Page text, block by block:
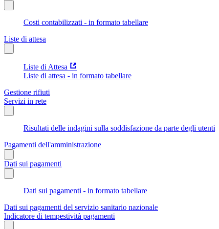
Costi contabilizzati - in formato tabellare
Liste di attesa
Liste di Attesa
Liste di attesa - in formato tabellare
Gestione rifiuti
Servizi in rete
Risultati delle indagini sulla soddisfazione da parte degli utenti
Pagamenti dell'amministrazione
Dati sui pagamenti
Dati sui pagamenti - in formato tabellare
Dati sui pagamenti del servizio sanitario nazionale
Indicatore di tempestività pagamenti